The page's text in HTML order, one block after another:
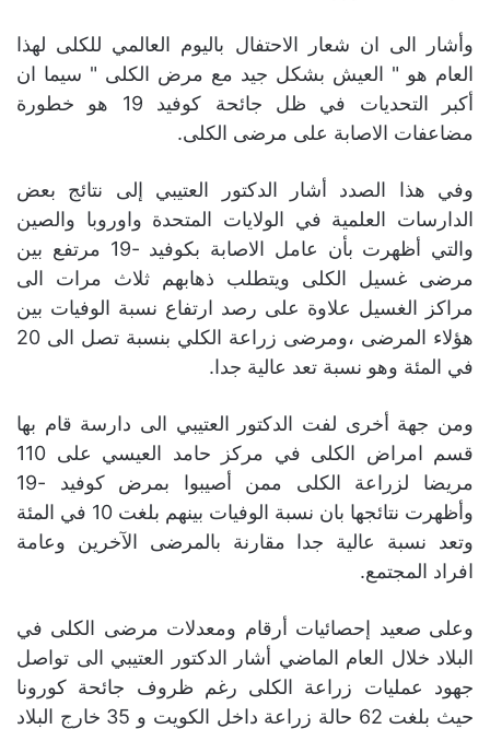
وأشار الى ان شعار الاحتفال باليوم العالمي للكلى لهذا
العام هو " العيش بشكل جيد مع مرض الكلى " سيما ان
أكبر التحديات في ظل جائحة كوفيد 19 هو خطورة
مضاعفات الاصابة على مرضى الكلى.
وفي هذا الصدد أشار الدكتور العتيبي إلى نتائج بعض
الدارسات العلمية في الولايات المتحدة واوروبا والصين
والتي أظهرت بأن عامل الاصابة بكوفيد -19 مرتفع بين
مرضى غسيل الكلى ويتطلب ذهابهم ثلاث مرات الى
مراكز الغسيل علاوة على رصد ارتفاع نسبة الوفيات بين
هؤلاء المرضى ،ومرضى زراعة الكلي بنسبة تصل الى 20
في المئة وهو نسبة تعد عالية جدا.
ومن جهة أخرى لفت الدكتور العتيبي الى دارسة قام بها
قسم امراض الكلى في مركز حامد العيسي على 110
مريضا لزراعة الكلى ممن أصيبوا بمرض كوفيد -19
وأظهرت نتائجها بان نسبة الوفيات بينهم بلغت 10 في المئة
وتعد نسبة عالية جدا مقارنة بالمرضى الآخرين وعامة
افراد المجتمع.
وعلى صعيد إحصائيات أرقام ومعدلات مرضى الكلى في
البلاد خلال العام الماضي أشار الدكتور العتيبي الى تواصل
جهود عمليات زراعة الكلى رغم ظروف جائحة كورونا
حيث بلغت 62 حالة زراعة داخل الكويت و 35 خارج البلاد